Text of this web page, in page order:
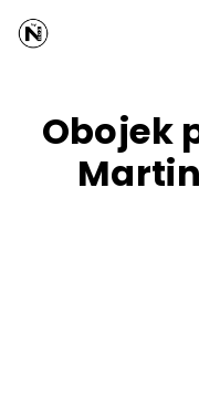
obsah
Obojek